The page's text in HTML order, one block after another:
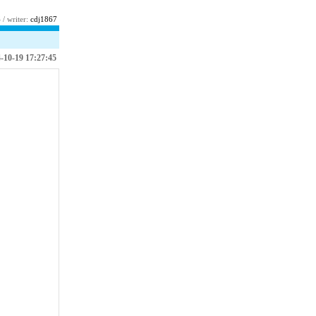
/ writer: cdj1867
10-19 17:27:45